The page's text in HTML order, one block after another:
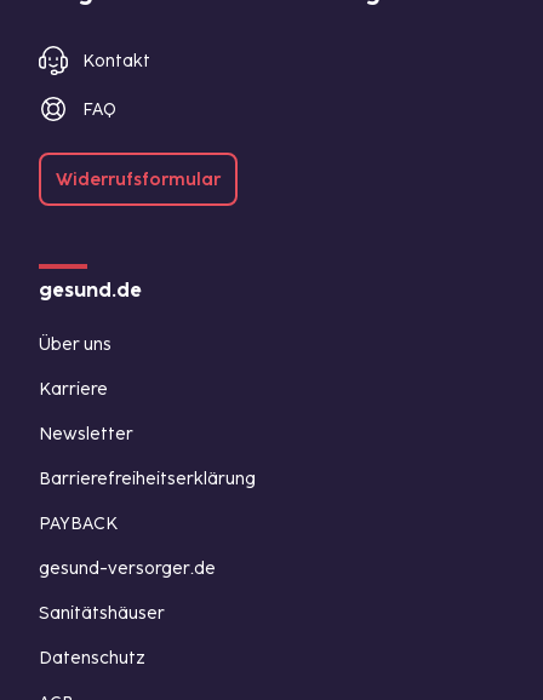
Kontakt
FAQ
Widerrufsformular
gesund.de
Über uns
Karriere
Newsletter
Barrierefreiheitserklärung
PAYBACK
gesund-versorger.de
Sanitätshäuser
Datenschutz